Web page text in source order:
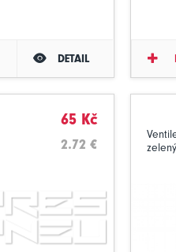
DETAIL
65 Kč
2.72 €
zelený